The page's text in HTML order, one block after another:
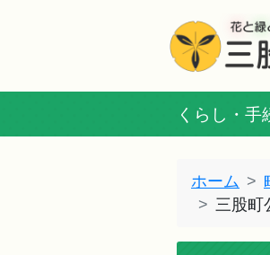
くらし・手
ホーム
三股町